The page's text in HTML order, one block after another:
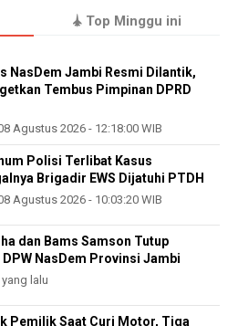
Top Minggu ini
NasDem Jambi Resmi Dilantik,
Tembus Pimpinan DPRD
Agustus 2026 - 12:18:00 WIB
Polisi Terlibat Kasus
Brigadir EWS Dijatuhi PTDH
Agustus 2026 - 10:03:20 WIB
dan Bams Samson Tutup
DPW NasDem Provinsi Jambi
lalu
Pemilik Saat Curi Motor, Tiga